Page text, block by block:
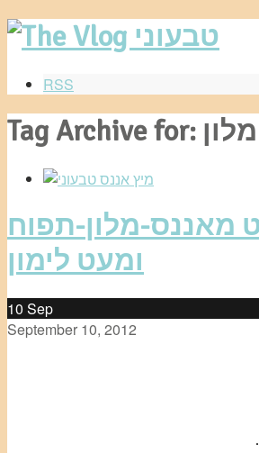
RSS
Tag Archive for: מלון
מאננס-מלון-תפוח
ומעט לימון
10 Sep
September 10, 2012